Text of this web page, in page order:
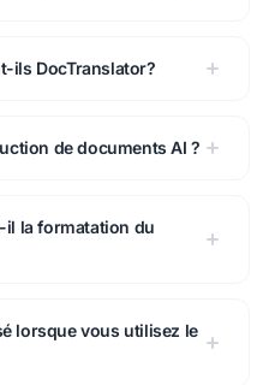
ils DocTranslator?
de documents AI ?
il la formatation du
lorsque vous utilisez le